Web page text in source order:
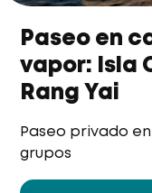
Paseo en
vapor: Isla
Rang Yai
Paseo privado
grupos